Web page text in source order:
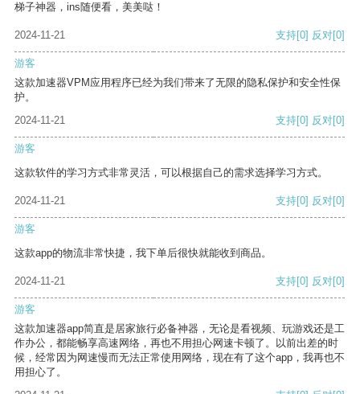
梯子神器，ins随便看，美美哒！
2024-11-21 支持[0] 反对[0]
游客
这款加速器VPM应用程序已经为我们带来了无限的隐私保护和安全性保
护。
2024-11-21
支持[0] 反对[0]
游客
这款软件的学习方式非常灵活，可以根据自己的需求选择学习方式。
2024-11-21 支持[0] 反对[0]
游客
这款app的物流非常快捷，我下单后很快就能收到商品。
2024-11-21 支持[0] 反对[0]
游客
这款加速器app简直是居家旅行必备神器，无论是看视频、玩游戏还是工
作办公，都能畅享高速网络，再也不用担心网速卡顿了。以前出差的时
候，经常因为网速慢而无法正常使用网络，现在有了这个app，我再也不
用担心了。